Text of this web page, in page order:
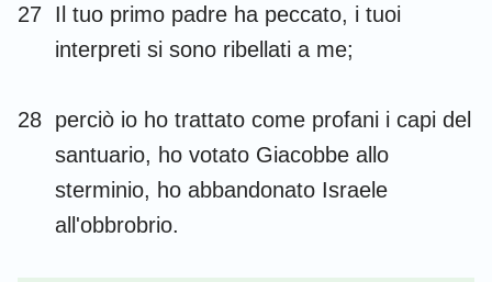
27 Il tuo primo padre ha peccato, i tuoi
interpreti si sono ribellati a me;
28 perciò io ho trattato come profani i capi del
santuario, ho votato Giacobbe allo
sterminio, ho abbandonato Israele
all'obbrobrio.